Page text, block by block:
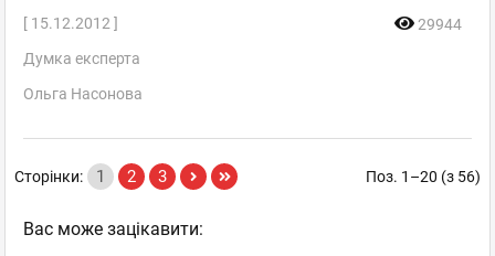
[ 15.12.2012 ]
29944
Думка експерта
Ольга Насонова
Поз. 1–20 (з 56)
Сторінки: 1 2 3
Вас може зацікавити: